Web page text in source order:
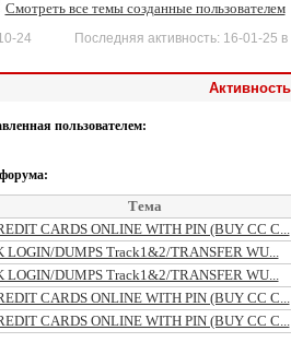
Смотреть все темы созданные пользователем
10-24 Последняя активность: 16-01-25 в
пользователем:
Тема
CARDS ONLINE WITH PIN (BUY CC C...
LOGIN/DUMPS Track1&2/TRANSFER WU...
LOGIN/DUMPS Track1&2/TRANSFER WU...
CARDS ONLINE WITH PIN (BUY CC C...
CARDS ONLINE WITH PIN (BUY CC C...